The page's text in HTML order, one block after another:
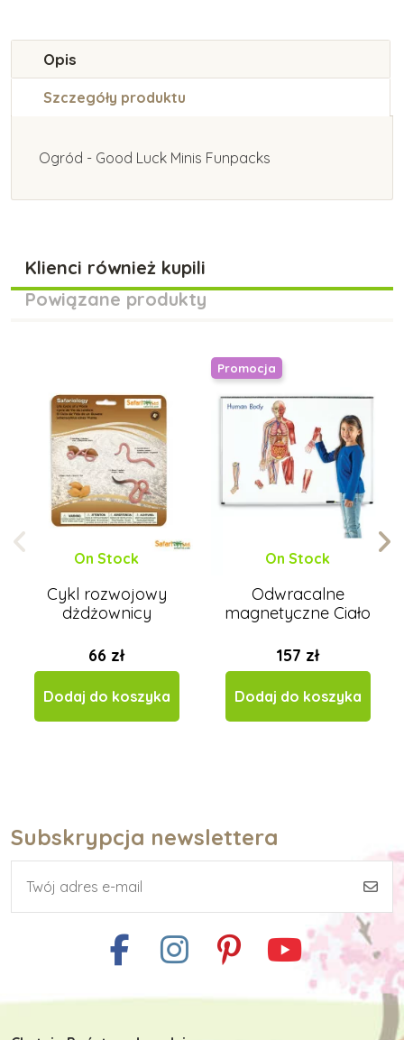
Opis
Szczegóły produktu
Ogród - Good Luck Minis Funpacks
Klienci również kupili
Powiązane produkty
On Stock
Cykl rozwojowy
dżdżownicy
66 zł
Dodaj do koszyka
Promocja
On Stock
Odwracalne
magnetyczne Ciało
157 zł
Dodaj do koszyka
Subskrypcja newslettera